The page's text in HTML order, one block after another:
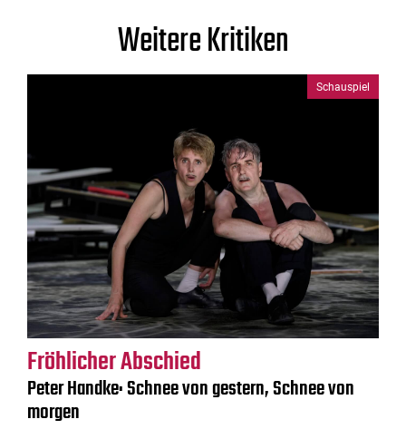
Weitere Kritiken
Schauspiel
Fröhlicher Abschied
Peter Handke: Schnee von gestern, Schnee von
morgen